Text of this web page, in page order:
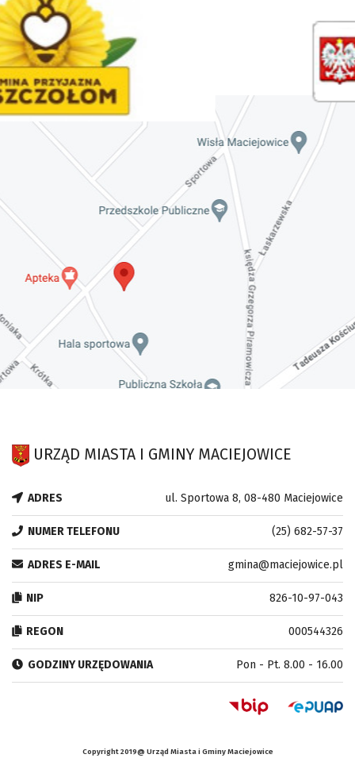
URZĄD MIASTA I GMINY MACIEJOWICE
ADRES ul. Sportowa 8, 08-480 Maciejowice
NUMER TELEFONU (25) 682-57-37
ADRES E-MAIL gmina@maciejowice.pl
NIP 826-10-97-043
REGON 000544326
GODZINY URZĘDOWANIA Pon - Pt. 8.00 - 16.00
Copyright 2019@ Urząd Miasta i Gminy Maciejowice